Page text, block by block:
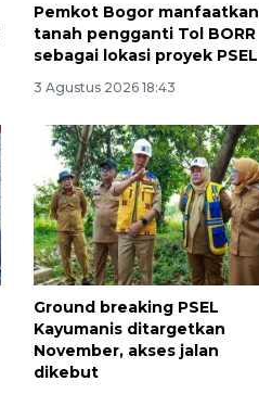
Pemkot Bogor manfaatkan
tanah pengganti Tol BORR
sebagai lokasi proyek PSEL
3 Agustus 2026 18:43
Ground breaking PSEL
Kayumanis ditargetkan
November, akses jalan
dikebut